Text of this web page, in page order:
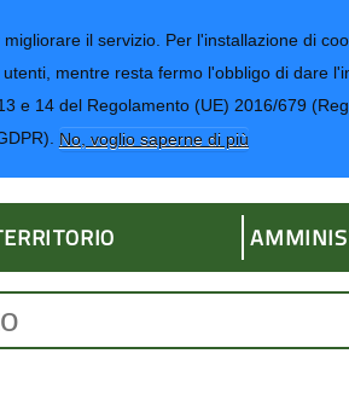
il servizio. Per l'installazione di
mentre resta fermo l'obbligo di dare
e 14 del Regolamento (UE) 2016/679
No, voglio saperne di più